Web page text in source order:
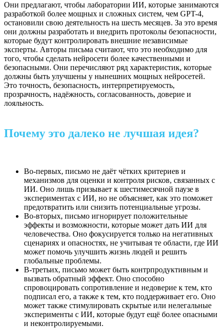
Они предлагают, чтобы лаборатории ИИ, которые занимаются
разработкой более мощных и сложных систем, чем GPT-4,
остановили свою деятельность на шесть месяцев. За это время
они должны разработать и внедрить протоколы безопасности,
которые будут контролировать внешние независимые
эксперты. Авторы письма считают, что это необходимо для
того, чтобы сделать нейросети более качественными и
безопасными. Они перечисляют ряд характеристик, которые
должны быть улучшены у нынешних мощных нейросетей.
Это точность, безопасность, интерпретируемость,
прозрачность, надёжность, согласованность, доверие и
лояльность.
Почему это далеко не лучшая идея?
Во-первых, письмо не даёт чётких критериев и
механизмов для оценки и контроля рисков, связанных с
ИИ. Оно лишь призывает к шестимесячной паузе в
экспериментах с ИИ, но не объясняет, как это поможет
предотвратить или снизить потенциальные угрозы.
Во-вторых, письмо игнорирует положительные
эффекты и возможности, которые может дать ИИ для
человечества. Оно фокусируется только на негативных
сценариях и опасностях, не учитывая те области, где ИИ
может помочь улучшить жизнь людей и решить
глобальные проблемы.
В-третьих, письмо может быть контрпродуктивным и
вызвать обратный эффект. Оно способно
спровоцировать сопротивление и недоверие к тем, кто
подписал его, а также к тем, кто поддерживает его. Оно
может также стимулировать скрытые или нелегальные
эксперименты с ИИ, которые будут ещё более опасными
и неконтролируемыми.